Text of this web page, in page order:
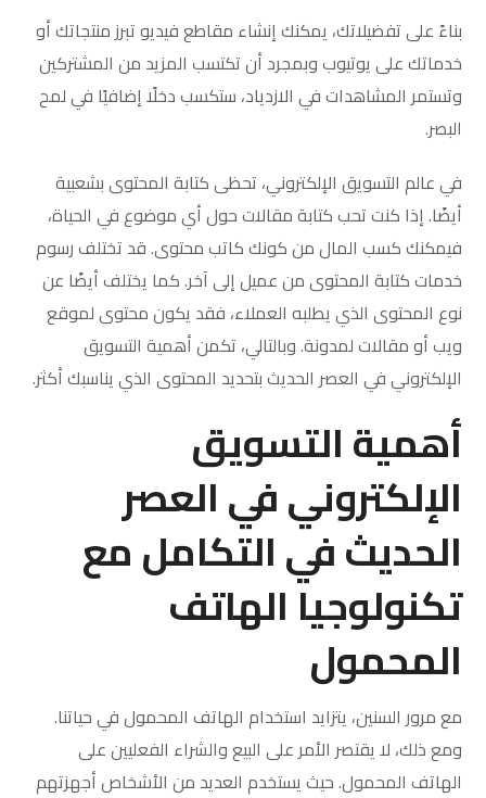
بناءً على تفضيلاتك، يمكنك إنشاء مقاطع فيديو تبرز منتجاتك أو
خدماتك على يوتيوب وبمجرد أن تكتسب المزيد من المشتركين
وتستمر المشاهدات في الازدياد، ستكسب دخلًا إضافيًا في لمح
البصر.
في عالم التسويق الإلكتروني، تحظى كتابة المحتوى بشعبية
أيضًا. إذا كنت تحب كتابة مقالات حول أي موضوع في الحياة،
فيمكنك كسب المال من كونك كاتب محتوى. قد تختلف رسوم
خدمات كتابة المحتوى من عميل إلى آخر. كما يختلف أيضًا عن
نوع المحتوى الذي يطلبه العملاء، فقد يكون محتوى لموقع
ويب أو مقالات لمدونة. وبالتالي، تكمن أهمية التسويق
الإلكتروني في العصر الحديث بتحديد المحتوى الذي يناسبك أكثر.
أهمية التسويق
الإلكتروني في العصر
الحديث في التكامل مع
تكنولوجيا الهاتف
المحمول
مع مرور السنين، يتزايد استخدام الهاتف المحمول في حياتنا.
ومع ذلك، لا يقتصر الأمر على البيع والشراء الفعليين على
الهاتف المحمول. حيث يستخدم العديد من الأشخاص أجهزتهم